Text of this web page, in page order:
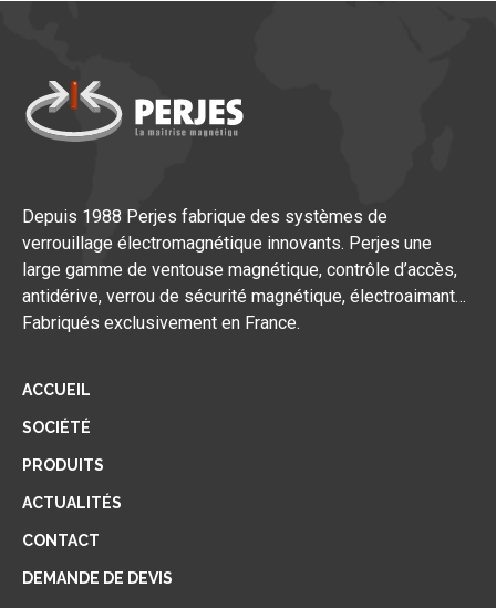
Depuis 1988 Perjes fabrique des systèmes de
verrouillage électromagnétique innovants. Perjes une
large gamme de ventouse magnétique, contrôle d’accès,
antidérive, verrou de sécurité magnétique, électroaimant…
Fabriqués exclusivement en France.
ACCUEIL
SOCIÉTÉ
PRODUITS
ACTUALITÉS
CONTACT
DEMANDE DE DEVIS